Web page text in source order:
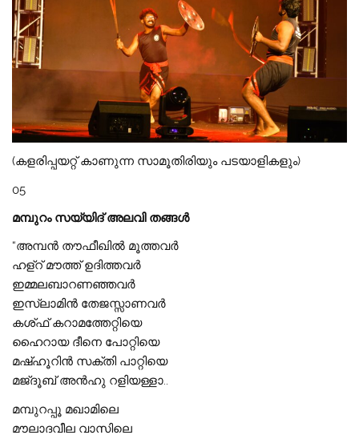
(കളരിപ്പയറ്റ് കാണുന്ന സാമൂതിരിയും പടയാളികളും)
05
മമ്പുറം സയ്യിദ് അലവി തങ്ങൾ
“അമ്പൻ തൗഫീഖിൽ മൂത്തവർ
ഹള്‌‌റ് മൗത്ത്‌ ഉദിത്തവർ
ഇമ്മലബാറണഞ്ഞവർ
ഇസ്‌ലാമിൻ തേജസ്സാണവർ
കശ്ഫ് കറാമത്തേറ്റിയെ
ഹൈറായ ദീനെ പോറ്റിയെ
മഷ്ഹൂറിൻ സക്തി പാറ്റിയെ
മജ്ദൂബ് അൻഹു റളിയള്ളാ..
മമ്പുറപ്പൂ മഖാമിലെ
മൗലാദവീല വാസിലെ